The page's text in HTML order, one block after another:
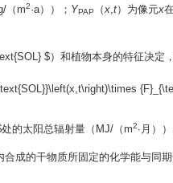
（m2·a））； YPAP （x,t）为像元x
$）和植物本身的特征决定
处的太阳总辐射量（MJ/（m2∙月））
成的干物质所固定的化学能与同